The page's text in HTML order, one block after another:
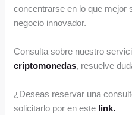
concentrarse en lo que mejor
negocio innovador.
Consulta sobre nuestro
criptomonedas, resuelve
¿Deseas reservar una
solicitarlo por en este link.